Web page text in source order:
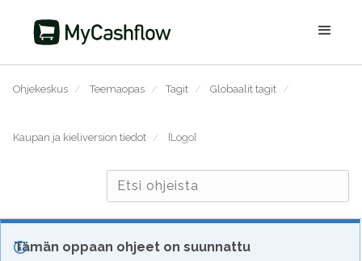
Ohjekeskus / Teemaopas / Tagit / Globaalit tagit /
Kaupan ja kieliversion tiedot / {Logo}
Tämän oppaan ohjeet on suunnattu